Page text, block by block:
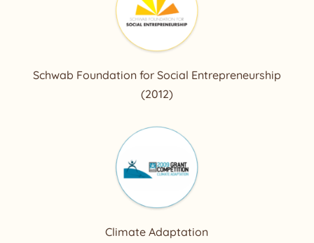
Schwab Foundation for Social Entrepreneurship
(2012)
Climate Adaptation